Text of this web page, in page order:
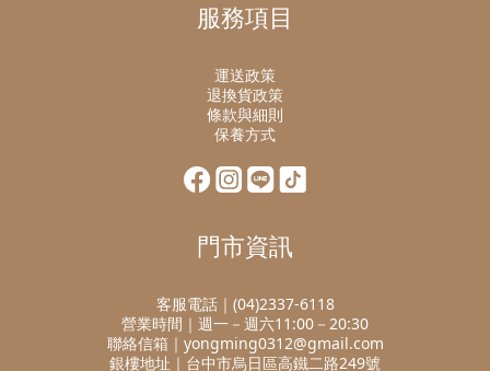
服務項目
運送政策
退換貨政策
條款與細則
保養方式
門市資訊
客服電話｜(04)2337-6118
營業時間｜週一－週六11:00－20:30
聯絡信箱｜yongming0312@gmail.com
銀樓地址｜台中市烏日區高鐵二路249號